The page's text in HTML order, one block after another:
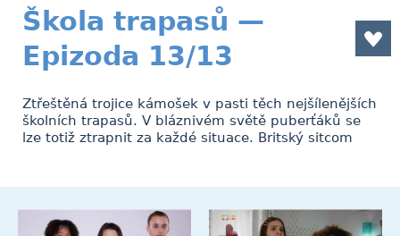
Škola trapasů —
Epizoda 13/13
Ztřeštěná trojice kámošek v pasti těch nejšílenějších
školních trapasů. V bláznivém světě puberťáků se
lze totiž ztrapnit za každé situace. Britský sitcom